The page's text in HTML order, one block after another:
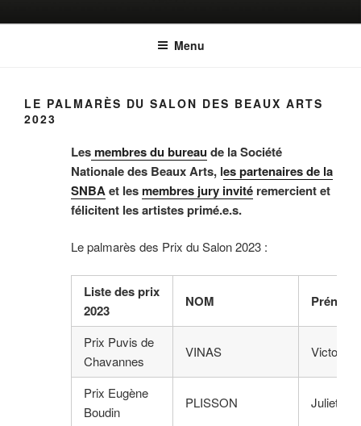
au
SALON DES BEAUX ARTS
Le Salon historique de la Fondation Nationale des Beaux Arts
Menu
LE PALMARÈS DU SALON DES BEAUX ARTS
2023
Lesmembres du bureaude la Société
Nationale des Beaux Arts, les partenaires de la
SNBAet lesmembres jury invité remercient et
félicitent les artistes primé.e.s.
Le palmarès des Prix du Salon 2023 :
Liste des prix
2023
NOM Prénom
Prix Puvis de
Chavannes
VINAS Victoria
Prix Eugène
Boudin
PLISSON Juliette